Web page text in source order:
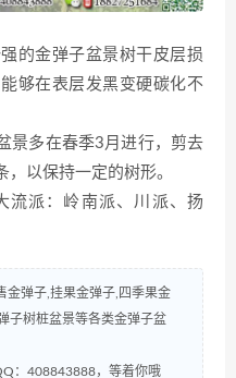
的金弹子盆景树干皮层损
够在表层发黑变硬碳化不
景多在春季3月进行，剪去
以保持一定的树形。
流派：岭南派、川派、扬
金弹子,挂果金弹子,四季果金
子树桩盆景等各类金弹子盆
：408843888，等着你哦